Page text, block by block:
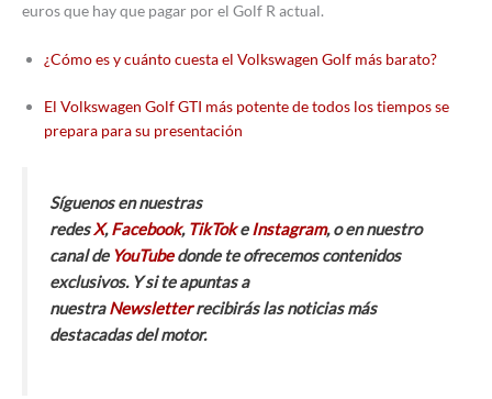
euros que hay que pagar por el Golf R actual.
¿Cómo es y cuánto cuesta el Volkswagen Golf más barato?
El Volkswagen Golf GTI más potente de todos los tiempos se
prepara para su presentación
Síguenos en nuestras
redesX,Facebook, TikTokeInstagram, o en nuestro
canal de YouTubedonde te ofrecemos contenidos
exclusivos. Y si te apuntas a
nuestraNewsletterrecibirás las noticias más
destacadas del motor.